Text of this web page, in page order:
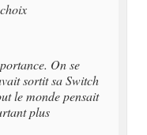
On se
sortit sa Switch
le monde pensait
plus